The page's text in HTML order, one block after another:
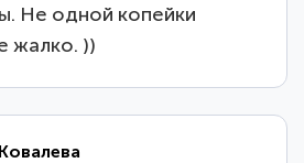
Не одной копейки
жалко. ))